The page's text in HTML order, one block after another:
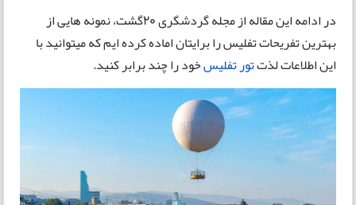
در ادامه این مقاله از مجله گردشگری 20گشت، نمونه هایی از
بهترین تفریحات تفلیس را برایتان اماده کرده ایم که میتوانید با
این اطلاعات لذتتور تفلیسخود را چند برابر کنید.